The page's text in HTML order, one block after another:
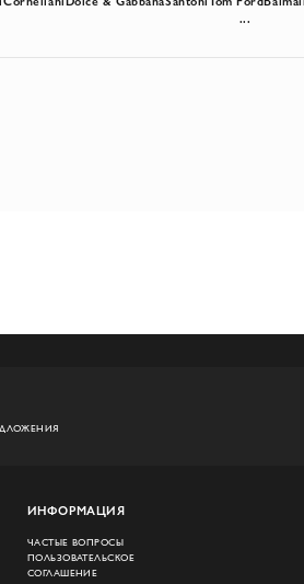
...
ИНФОРМАЦИЯ
ЧАСТЫЕ ВОПРОСЫ
ПОЛЬЗОВАТЕЛЬСКОЕ
СОГЛАШЕНИЕ